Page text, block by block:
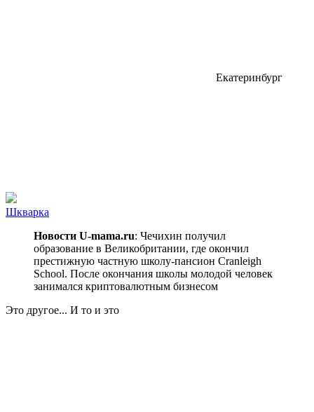
Екатеринбург
Шквaркa
Новости U-mama.ru: Чечихин получил
образование в Великобритании, где окончил
престижную частную школу-пансион Cranleigh
School. После окончания школы молодой человек
занимался криптовалютным бизнесом
Это другое... И то и это